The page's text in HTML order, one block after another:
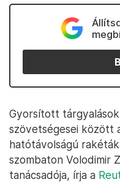
Gyorsított
szövetségesei között
hatótávolságú
szombaton Volodimir
tanácsadója, írja a